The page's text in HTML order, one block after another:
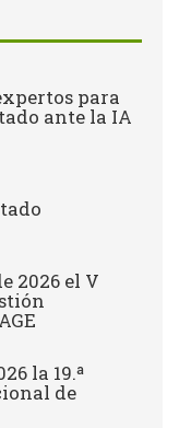
para
ante la IA
2026 el V
la 19.ª
de